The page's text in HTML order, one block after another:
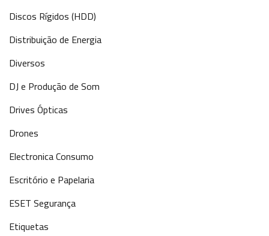
Discos Rígidos (HDD)
Distribuição de Energia
Diversos
DJ e Produção de Som
Drives Ópticas
Drones
Electronica Consumo
Escritório e Papelaria
ESET Segurança
Etiquetas